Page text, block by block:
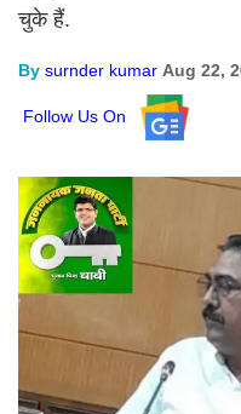
चुके हैं.
By surnder kumar Aug 22,
Follow Us On